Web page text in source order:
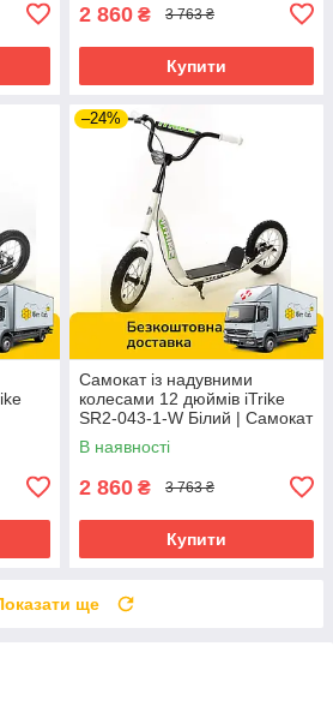
2 860 ₴ 3 763 ₴
Купити
–24%
Самокат із надувними
колесами 12 дюймів iTrike
SR2-043-1-W Білий | Самокат
для підлітка
В наявності
2 860 ₴ 3 763 ₴
Купити
ще